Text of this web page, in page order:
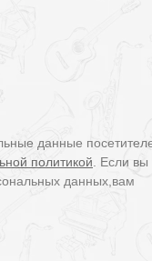
данные
политикой . Если
данных,вам